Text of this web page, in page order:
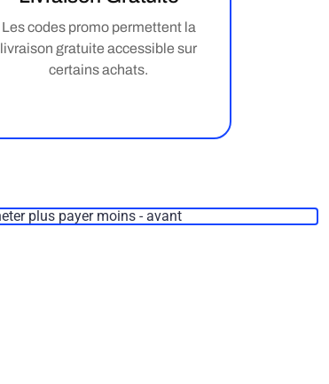
Les codes promo permettent la
livraison gratuite accessible sur
certains achats.